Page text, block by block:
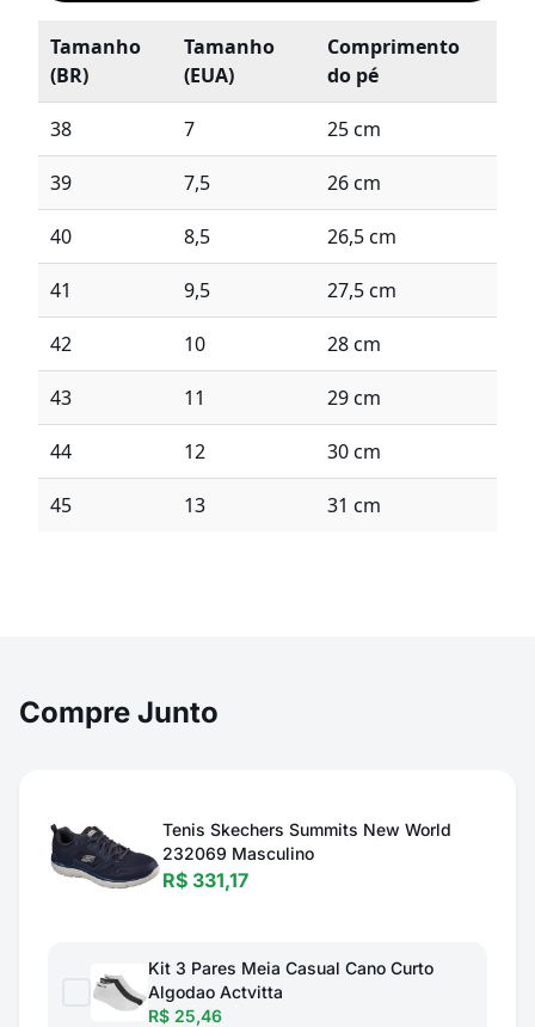
Tamanho
(BR)
Tamanho
(EUA)
Comprimento
do pé
38 7 25 cm
39 7,5 26 cm
40 8,5 26,5 cm
41 9,5 27,5 cm
42 10 28 cm
43 11 29 cm
44 12 30 cm
45 13 31 cm
Compre Junto
Tenis Skechers Summits New World
232069 Masculino
R$ 331,17
Kit 3 Pares Meia Casual Cano Curto
Algodao Actvitta
R$ 25,46